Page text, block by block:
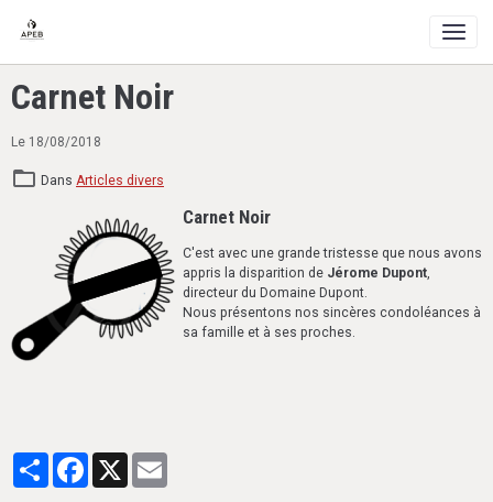
Carnet Noir
Le 18/08/2018
Dans Articles divers
Carnet Noir
C'est avec une grande tristesse que nous avons
appris la disparition de Jérome Dupont,
directeur du Domaine Dupont.
Nous présentons nos sincères condoléances à
sa famille et à ses proches.
PartagerFacebook